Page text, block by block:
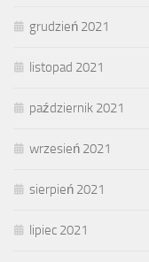
grudzień 2021
listopad 2021
październik 2021
wrzesień 2021
sierpień 2021
lipiec 2021